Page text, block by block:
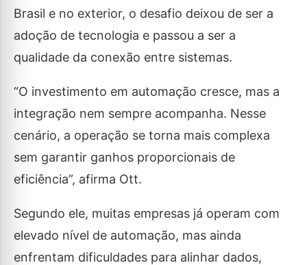
Brasil e no exterior, o desafio deixou de ser a
adoção de tecnologia e passou a ser a
qualidade da conexão entre sistemas.
“O investimento em automação cresce, mas a
integração nem sempre acompanha. Nesse
cenário, a operação se torna mais complexa
sem garantir ganhos proporcionais de
eficiência”, afirma Ott.
Segundo ele, muitas empresas já operam com
elevado nível de automação, mas ainda
enfrentam dificuldades para alinhar dados,